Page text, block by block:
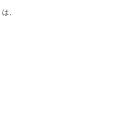
、